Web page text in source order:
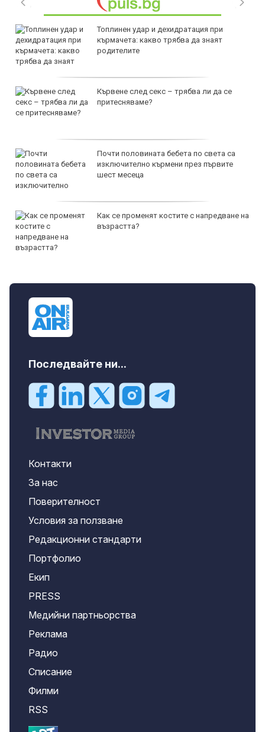
Топлинен удар и дехидратация при
кърмачета: какво трябва да знаят
родителите
Кървене след секс – трябва ли да се
притесняваме?
Почти половината бебета по света са
изключително кърмени през първите
шест месеца
Как се променят костите с напредване на
възрастта?
Последвайте ни...
Контакти
За нас
Поверителност
Условия за ползване
Редакционни стандарти
Портфолио
Екип
PRESS
Медийни партньорства
Реклама
Радио
Списание
Филми
RSS